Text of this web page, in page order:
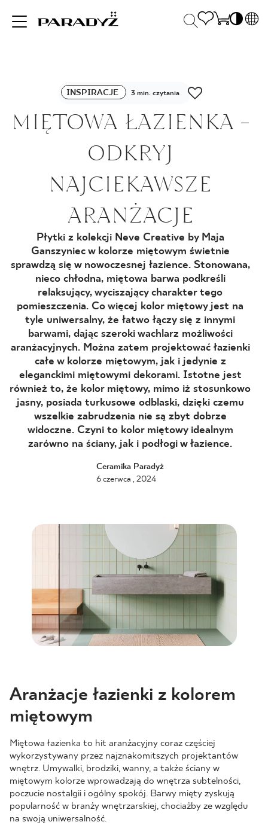
INSPIRACJE
PRODUKTY
KOLEKCJE
DLA BIZNESU
BLOG
GDZIE KUPIĆ
O NAS
KARIERA
MÓJ PROFIL
KONTAKT
INSPIRACJE 3 min. czytania
MIĘTOWA ŁAZIENKA -
ODKRYJ
NAJCIEKAWSZE
ARANŻACJE
Płytki z kolekcji Neve Creative by Maja
Ganszyniec w kolorze miętowym świetnie
sprawdzą się w nowoczesnej łazience. Stonowana,
nieco chłodna, miętowa barwa podkreśli
relaksujący, wyciszający charakter tego
pomieszczenia. Co więcej kolor miętowy jest na
tyle uniwersalny, że łatwo łączy się z innymi
barwami, dając szeroki wachlarz możliwości
aranżacyjnych. Można zatem projektować łazienki
całe w kolorze miętowym, jak i jedynie z
eleganckimi miętowymi dekorami. Istotne jest
również to, że kolor miętowy, mimo iż stosunkowo
jasny, posiada turkusowe odblaski, dzięki czemu
wszelkie zabrudzenia nie są zbyt dobrze
widoczne. Czyni to kolor miętowy idealnym
zarówno na ściany, jak i podłogi w łazience.
Ceramika Paradyż
6 czerwca , 2024
Aranżacje łazienki z kolorem
miętowym
Miętowa łazienka to hit aranżacyjny coraz częściej
wykorzystywany przez najznakomitszych projektantów
wnętrz. Umywalki, brodziki, wanny, a także ściany w
miętowym kolorze wprowadzają do wnętrza subtelności,
poczucie nostalgii i ogólny spokój. Barwy mięty zyskują
popularność w branży wnętrzarskiej, chociażby ze względu
na swoją uniwersalność.